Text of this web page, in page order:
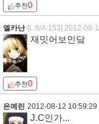
추천0
엘카난 [L:8/A:153] 2012-08-
재밋어보인닼
추천0
은예린 2012-08-12 10:59:29
J.C인가...